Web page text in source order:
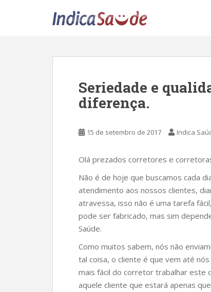
Seriedade e
diferença.
15 de setembro de 2017 Indica
Olá prezados corretores e
Não é de hoje que buscamos cada
atendimento aos nossos clientes,
atravessa, isso não é uma tarefa
pode ser fabricado, mas sim
Saúde.
Como muitos sabem, nós não
tal coisa, o cliente é que vem até
mais fácil do corretor trabalhar este
aquele cliente que estará apenas